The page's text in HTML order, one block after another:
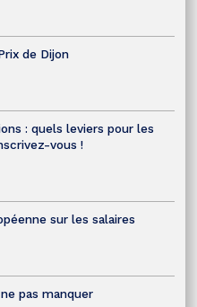
de Dijon
: quels leviers pour les
vous !
sur les salaires
pas manquer